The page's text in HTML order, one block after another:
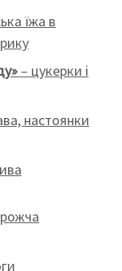
їжа в
– цукерки і
настоянки